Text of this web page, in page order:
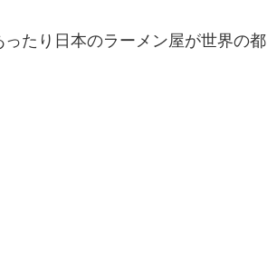
たり日本のラーメン屋が世界の都